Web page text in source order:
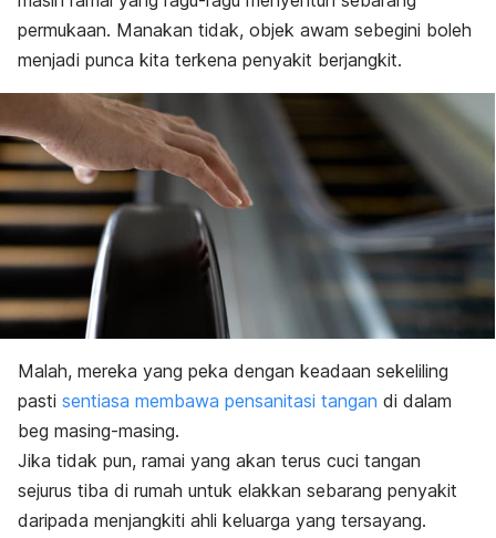
permukaan. Manakan tidak, objek awam sebegini boleh
menjadi punca kita terkena penyakit berjangkit.
Malah, mereka yang peka dengan keadaan sekeliling
pasti sentiasa membawa pensanitasi tangan di dalam
beg masing-masing.
Jika tidak pun, ramai yang akan terus cuci tangan
sejurus tiba di rumah untuk elakkan sebarang penyakit
daripada menjangkiti ahli keluarga yang tersayang.